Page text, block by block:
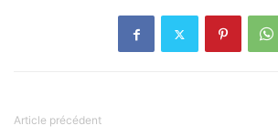
Article précédent